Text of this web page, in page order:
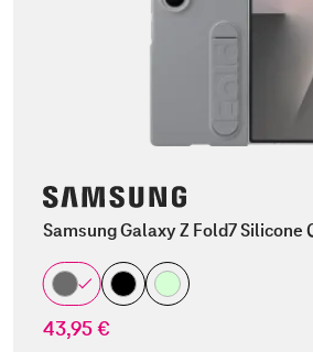
Samsung Galaxy Z Fold7 Silicone
43,95 €